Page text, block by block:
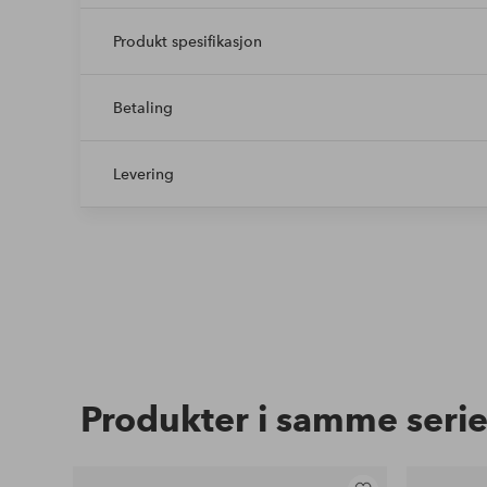
Produkt spesifikasjon
Betaling
Levering
Produkter i samme serie